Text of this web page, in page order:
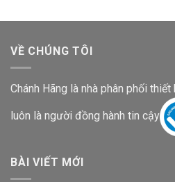
VỀ CHÚNG TÔI
Chánh Hãng là nhà phân phối
luôn là người đồng hành tin cậy
BÀI VIẾT MỚI